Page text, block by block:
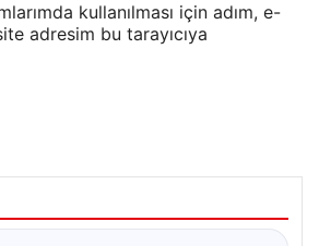
kullanılması için adım, e-
adresim bu tarayıcıya